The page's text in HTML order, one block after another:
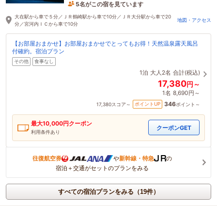
5名がこの宿を見ています
1時間前に予約されました
大在駅から車で５分／ＪＲ鶴崎駅から車で10分／ＪＲ大分駅から車で20
分／宮河内ＩＣから車で10分
地図・アクセス
【お部屋おまかせ】お部屋おまかせでとってもお得！天然温泉露天風呂
付確約。宿泊プラン
その他 食事なし
1泊 大人2名 合計(税込)
17,380円～
1名 8,690円～
17,380スコア～ ポイントUP 346ポイント～
最大10,000円クーポン
利用条件あり
クーポンGET
往復航空券 や新幹線・特急
の
宿泊＋交通がセットのプランをみる
すべての宿泊プランをみる（19件）